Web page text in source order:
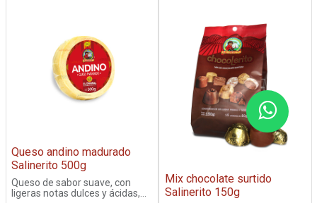
Queso andino madurado
Salinerito 500g
Queso de sabor suave, con
ligeras notas dulces y ácidas,
Mix chocolate surtido
Salinerito 150g